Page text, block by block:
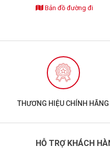
Bản đồ đường đi
THƯƠNG HIỆU CHÍNH HÃNG
HỖ TRỢ KHÁCH